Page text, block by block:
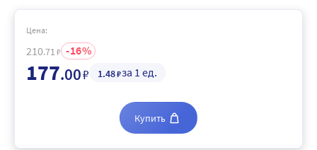
Цена:
210.71 ₽ 16
177.00₽ 1.48₽за 1 ед.
Купить